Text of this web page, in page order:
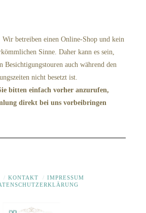
Wir betreiben einen Online-Shop und kein
Sinne. Daher kann es sein,
Besichtigungstouren auch während den
nicht besetzt ist.
bitten einfach vorher anzurufen,
direkt bei uns vorbeibringen
KONTAKT
IMPRESSUM